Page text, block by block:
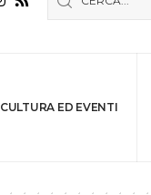
CULTURA ED EVENTI